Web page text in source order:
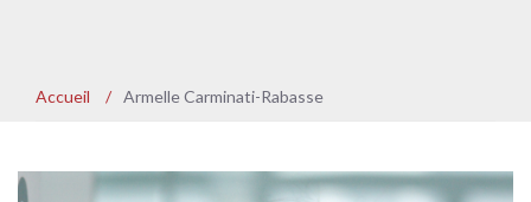
Accueil / Armelle Carminati-Rabasse